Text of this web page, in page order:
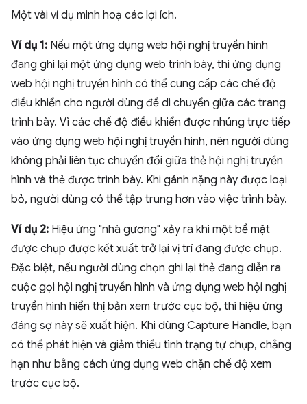
Một vài ví dụ minh hoạ các lợi ích.
Ví dụ 1: Nếu một ứng dụng web hội nghị truyền hình
đang ghi lại một ứng dụng web trình bày, thì ứng dụng
web hội nghị truyền hình có thể cung cấp các chế độ
điều khiển cho người dùng để di chuyển giữa các trang
trình bày. Vì các chế độ điều khiển được nhúng trực tiếp
vào ứng dụng web hội nghị truyền hình, nên người dùng
không phải liên tục chuyển đổi giữa thẻ hội nghị truyền
hình và thẻ được trình bày. Khi gánh nặng này được loại
bỏ, người dùng có thể tập trung hơn vào việc trình bày.
Ví dụ 2: Hiệu ứng "nhà gương" xảy ra khi một bề mặt
được chụp được kết xuất trở lại vị trí đang được chụp.
Đặc biệt, nếu người dùng chọn ghi lại thẻ đang diễn ra
cuộc gọi hội nghị truyền hình và ứng dụng web hội nghị
truyền hình hiển thị bản xem trước cục bộ, thì hiệu ứng
đáng sợ này sẽ xuất hiện. Khi dùng Capture Handle, bạn
có thể phát hiện và giảm thiểu tình trạng tự chụp, chẳng
hạn như bằng cách ứng dụng web chặn chế độ xem
trước cục bộ.